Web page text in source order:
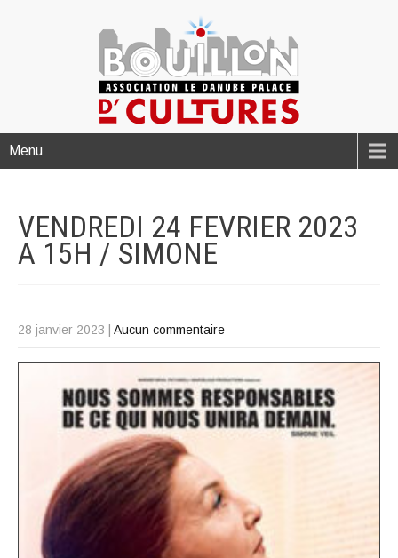
Menu
VENDREDI 24 FEVRIER 2023
A 15H / SIMONE
28 janvier 2023 Aucun commentaire